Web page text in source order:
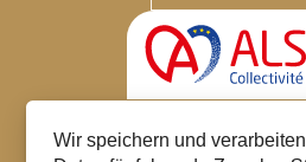
Wir speichern und
Europäische